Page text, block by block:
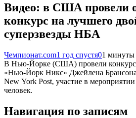
Видео: в США провели
конкурс на лучшего
суперзвезды НБА
Чемпионат.com1 год спустя01 минуты
В Нью-Йорке (США) провели конкурс
«Нью-Йорк Никс» Джейлена
New York Post, участие в
человек.
Навигация по записям